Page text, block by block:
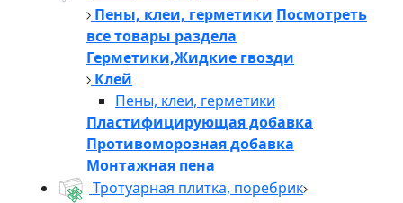
Пены, клеи, герметики Посмотреть
все товары раздела
Герметики,Жидкие гвозди
Клей
Пены, клеи, герметики
Пластифицирующая добавка
Противоморозная добавка
Монтажная пена
Тротуарная плитка, поребрик